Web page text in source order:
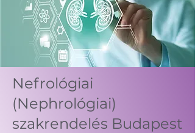
Nefrológiai
(Nephrológiai)
szakrendelés Budapest